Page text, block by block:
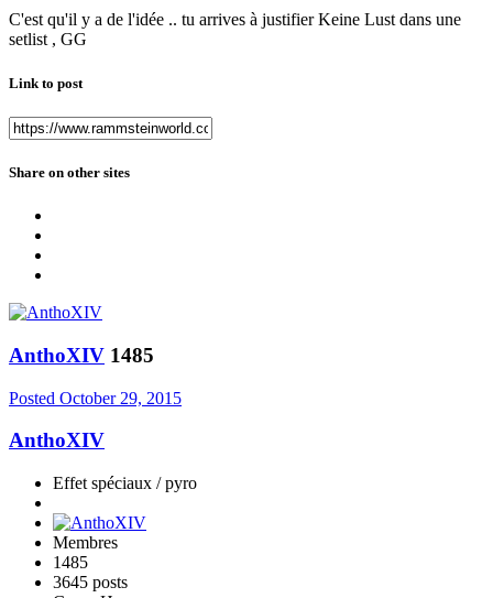
C'est qu'il y a de l'idée .. tu arrives à justifier Keine Lust dans une
setlist , GG
Link to post
Share on other sites
AnthoXIV 1485
Posted October 29, 2015
AnthoXIV
Effet spéciaux / pyro
Membres
1485
3645 posts